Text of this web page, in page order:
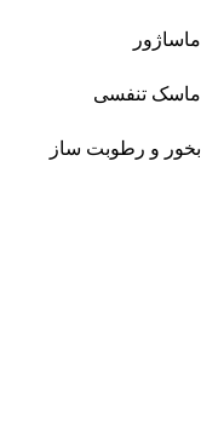
ماساژور
ماسک تنفسی
بخور و رطوبت ساز